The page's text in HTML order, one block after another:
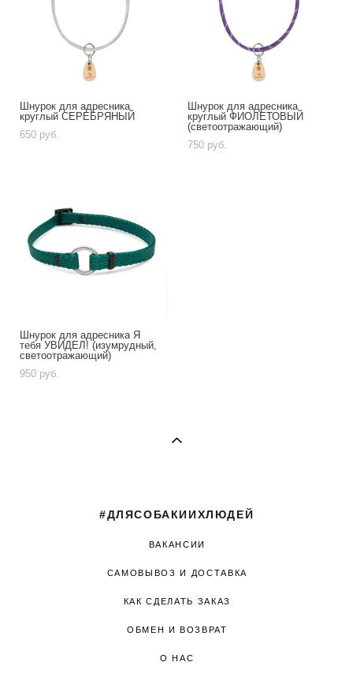
Шнурок для адресника
круглый СЕРЕБРЯНЫЙ
650 pуб.
Шнурок для адресника
круглый ФИОЛЕТОВЫЙ
(светоотражающий)
750 pуб.
Шнурок для адресника Я
тебя УВИДЕЛ! (изумрудный,
светоотражающий)
950 pуб.
#ДЛЯСОБАКИИХЛЮДЕЙ
ВАКАНСИИ
САМОВЫВОЗ И ДОСТАВКА
КАК СДЕЛАТЬ ЗАКАЗ
ОБМЕН И ВОЗВРАТ
О НАС